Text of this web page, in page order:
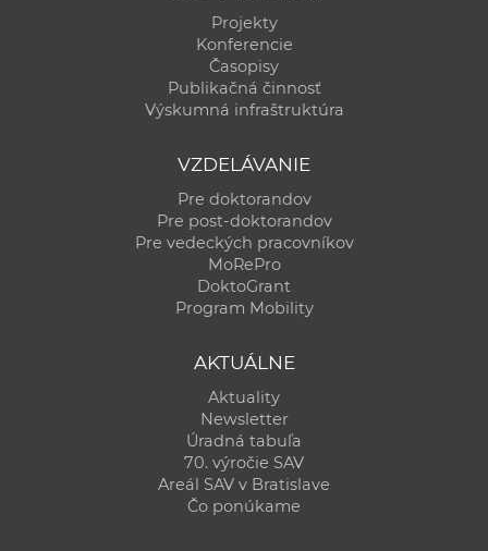
Projekty
Konferencie
Časopisy
Publikačná činnosť
Výskumná infraštruktúra
VZDELÁVANIE
Pre doktorandov
Pre post-doktorandov
Pre vedeckých pracovníkov
MoRePro
DoktoGrant
Program Mobility
AKTUÁLNE
Aktuality
Newsletter
Úradná tabuľa
70. výročie SAV
Areál SAV v Bratislave
Čo ponúkame